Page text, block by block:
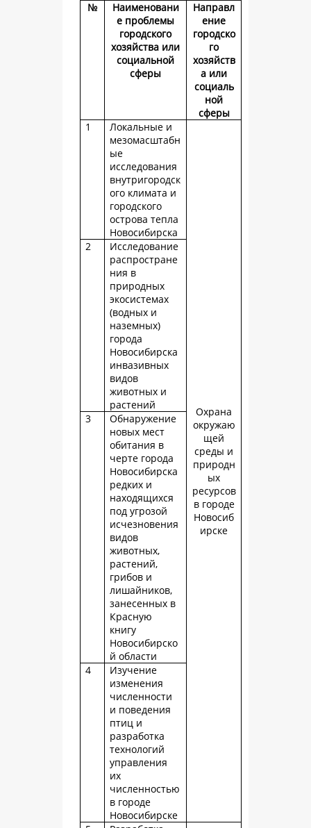
№
Наименовани
е проблемы
городского
хозяйства или
социальной
сферы
Направл
ение
городско
го
хозяйств
а или
социаль
ной
сферы
1
Локальные и
мезомасштабн
ые
исследования
внутригородск
ого климата и
городского
острова тепла
Новосибирска
Охрана
окружаю
щей
среды и
природн
ых
ресурсов
в городе
Новосиб
ирске
2
Исследование
распростране
ния в
природных
экосистемах
(водных и
наземных)
города
Новосибирска
инвазивных
видов
животных и
растений
3
Обнаружение
новых мест
обитания в
черте города
Новосибирска
редких и
находящихся
под угрозой
исчезновения
видов
животных,
растений,
грибов и
лишайников,
занесенных в
Красную
книгу
Новосибирско
й области
4
Изучение
изменения
численности
и поведения
птиц и
разработка
технологий
управления
их
численностью
в городе
Новосибирске